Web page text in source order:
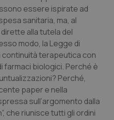
essere ispirate ad
sanitaria, ma, al
alla tutela del
modo, la Legge di
continuità terapeutica con
farmaci biologici. Perché è
Perché,
paper e nella
sull’argomento dalla
che riunisce tutti gli ordini